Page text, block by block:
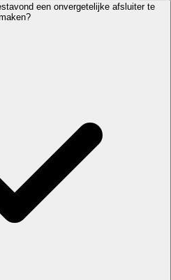
een onvergetelijke afsluiter te